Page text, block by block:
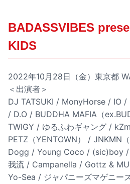
BADASSVIBES
KIDS
2022年10月28日（金）東京都
＜出演者＞
DJ TATSUKI / MonyHorse / IO /
/ D.O / BUDDHA MAFIA（
TWIGY / ゆるふわギャング /
PETZ（YENTOWN） / JNKMN
Dogg / Young Coco / (sic)boy /
我流 / Campanella / Gottz &
Yo-Sea / ジャパニーズマゲニー